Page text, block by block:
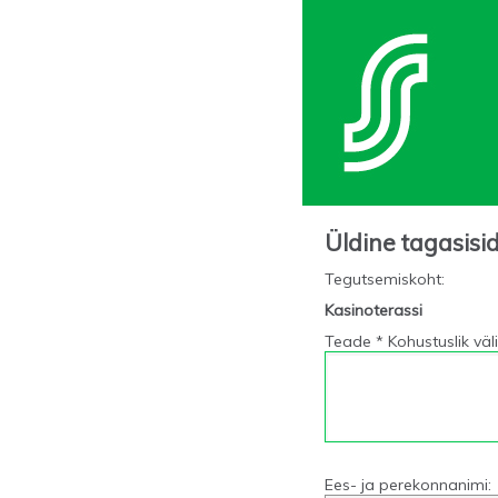
Üldine
Tegutsemiskoht:
Kasinoterassi
Teade * Kohustuslik väli
Ees- ja perekonnanimi: